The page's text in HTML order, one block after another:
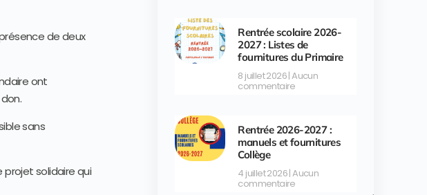
de deux
ont
sans
projet solidaire qui
Rentrée scolaire 2026-
2027 : Listes de
fournitures du Primaire
8 juillet 2026 Aucun
commentaire
Rentrée 2026-2027 :
manuels et fournitures
Collège
4 juillet 2026 Aucun
commentaire